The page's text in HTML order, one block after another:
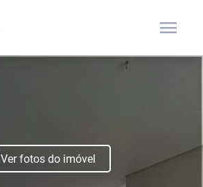
menu
Ver fotos do imóvel